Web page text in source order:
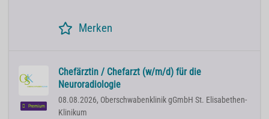
Merken
Premium
Chefärztin / Chefarzt (w/m/d) für die
Neuroradiologie
08.08.2026, Oberschwabenklinik gGmbH St. Elisabethen-
Klinikum